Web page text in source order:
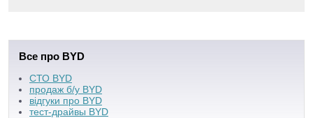
Все про BYD
СТО BYD
продаж б/у BYD
відгуки про BYD
тест-драйвы BYD